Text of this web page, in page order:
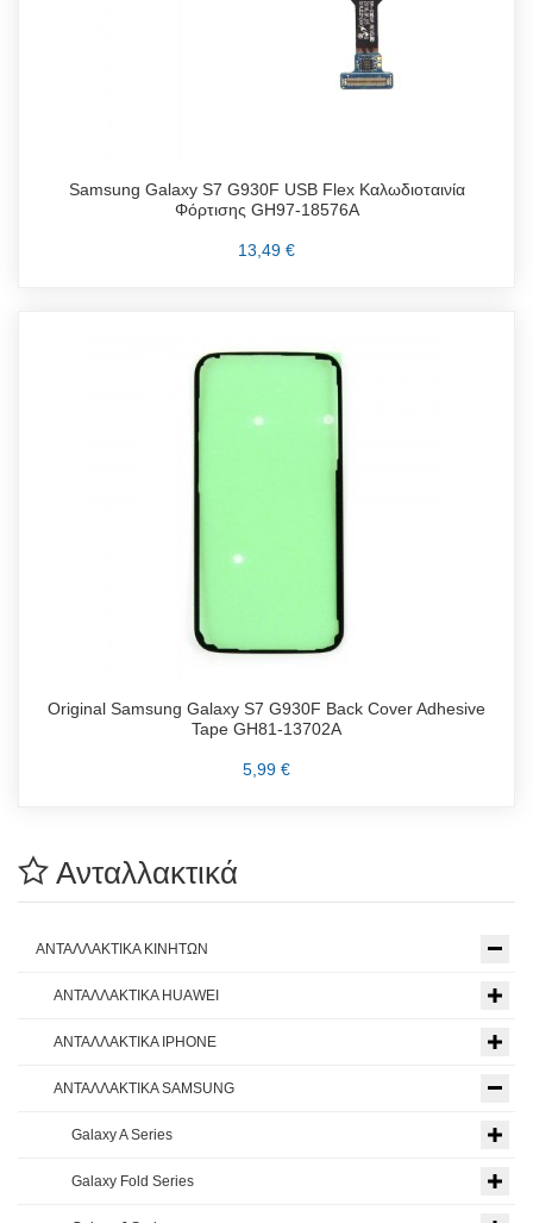
Samsung Galaxy S7 G930F USB Flex Καλωδιοταινία
Φόρτισης GH97-18576A
13,49 €
Original Samsung Galaxy S7 G930F Back Cover Adhesive
Tape GH81-13702A
5,99 €
Ανταλλακτικά
ΑΝΤΑΛΛΑΚΤΙΚΑ ΚΙΝΗΤΩΝ
ΑΝΤΑΛΛΑΚΤΙΚΑ HUAWEI
ΑΝΤΑΛΛΑΚΤΙΚΑ IPHONE
ΑΝΤΑΛΛΑΚΤΙΚΑ SAMSUNG
Galaxy A Series
Galaxy Fold Series